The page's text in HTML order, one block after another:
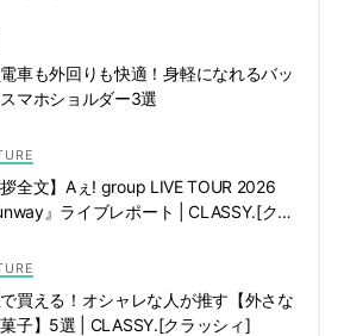
車も外回りも快適！身軽になれるバッ
マホショルダー3選
拶全文】Aぇ! group LIVE TOUR 2026
』ライブレポート | CLASSY.[クラ
買える！オシャレな人が推す【外さな
子】5選 | CLASSY.[クラッシィ]